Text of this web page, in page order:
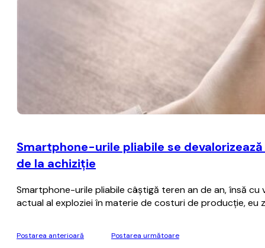
Smartphone-urile pliabile se
de la achiziţie
Smartphone-urile pliabile câştigă teren an de an, însă
actual al exploziei în materie de costuri de producţie,
Postarea anterioară Postarea următoare